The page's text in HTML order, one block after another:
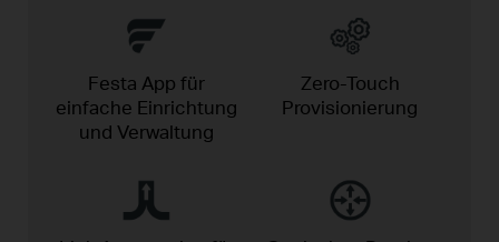
Festa App für
einfache Einrichtung
und Verwaltung
Zero-Touch
Provisionierung